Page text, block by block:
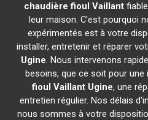
chaudière fioul Vaillant
leur maison. C'est pourquoi
expérimentés est à votre
installer, entretenir et réparer
Ugine. Nous intervenons
besoins, que ce soit pour une
fioul Vaillant Ugine, une
entretien régulier. Nos délais
nous sommes à votre